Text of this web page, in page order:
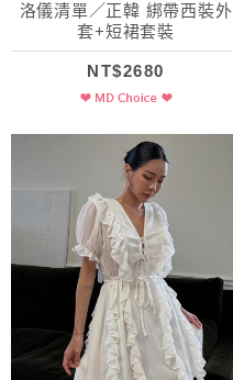
洛儀清單／正韓 綁帶西裝外
套+短裙套裝
NT$2680